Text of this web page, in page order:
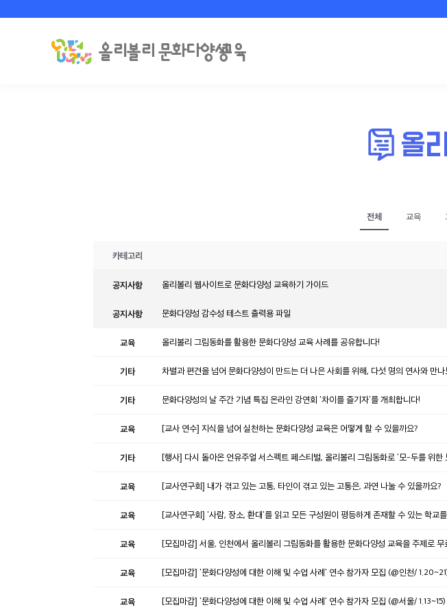
전체 교육
카테고리
공지사항 올리볼리 웹사이트로 문화다양성 교육하기 가이드
공지사항 문화다양성 감수성 테스트 출력용 파일
교육 올리볼리 그림동화를 활용한 문화다양성 교육 사례를 공유합니다!
기타 차별과 편견을 넘어 문화다양성이 만드는 더 나은 사회를 위해, 다섯 명의 연사와 만나
기타 문화다양성의 날 주간 기념 특집 온라인 강연회 '차이를 즐기자'를 개최합니다!
교육 [교사 연수] 지식을 넘어 실천하는 문화다양성 교육은 어떻게 할 수 있을까요?
기타 [행사] 다시 돌아온 언유주얼 서스펙트 페스티벌, 올리볼리 그림동화로 '모-두를 위한
교육 [교사연구회] 내가 겪고 있는 고통, 타인이 겪고 있는 고통은, 과연 나눌 수 있을까요?
교육 [교사연구회] '사람, 장소, 환대'를 읽고 모든 구성원이 평등하게 존재할 수 있는 학교
교육 [모집마감] 서울, 인천에서 올리볼리 그림동화를 활용한 문화다양성 교육을 주제로
교육 [모집마감] '문화다양성에 대한 이해 및 수업 사례' 연수 참가자 모집 (@인천/
교육 [모집마감] '문화다양성에 대한 이해 및 수업 사례' 연수 참가자 모집 (@서울/ 1.13~15)